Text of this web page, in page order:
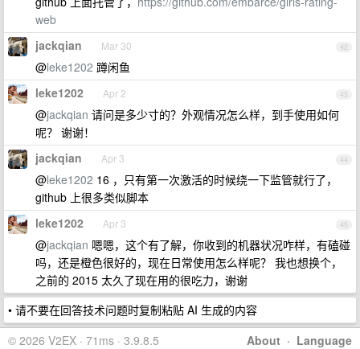
web
42
jackqian Mar 30
@leke1202 蹲闲鱼
43
leke1202 Apr 2
@jackqian 请问是多少寸的？外观情况怎么样，到手使用如何
呢？ 谢谢！
44
jackqian Apr 3
@leke1202 16 ，只有第一次激活的时候绕一下监管就行了，
github 上很多类似脚本
45
leke1202 Apr 3
@jackqian 嗯嗯，这个有了解，你收到的机器状况咋样，有磕碰
吗，还是橙色很好的，现在日常使用怎么样呢？ 我也想换个，
之前的 2015 太久了现在用的很吃力，谢谢
• 请不要在回答技术问题时复制粘贴 AI 生成的内容
About · Language
© 2026 V2EX · 71ms · 3.9.8.5